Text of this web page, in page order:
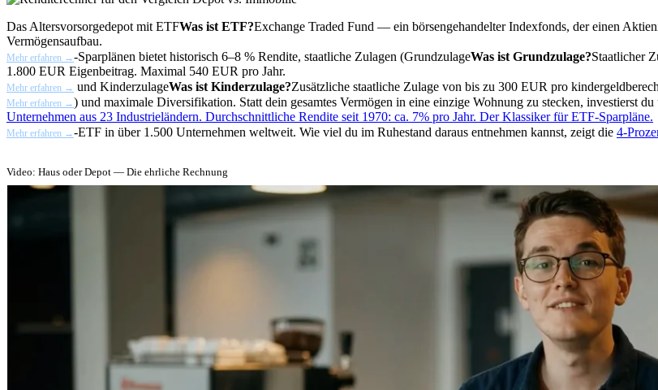
Das Altersvorsorgedepot mit ETFWas ist ETF?Exchange Traded Fund — ein börsengehandelter Indexfonds, der einen
Vermögensaufbau.
Mehr erfahren →-Sparplänen bietet historisch 6–8 % Rendite, staatliche Zulagen (GrundzulageWas ist Grundzulage?Staatlicher
1.800 EUR Eigenbeitrag. Maximal 540 EUR pro Jahr.
Mehr erfahren → und KinderzulageWas ist Kinderzulage?Zusätzliche staatliche Zulage von bis zu 300 EUR pro
Mehr erfahren →) und maximale Diversifikation. Statt dein gesamtes Vermögen in eine einzige Wohnung zu stecken, investierst du
Unternehmen aus 23 Industrieländern. Durchschnittliche Rendite seit 1970: ca. 7% pro Jahr. Der Klassiker für ETF-Sparpläne.
Mehr erfahren →-ETF in über 1.500 Unternehmen weltweit. Wie viel du im Ruhestand daraus entnehmen kannst, zeigt die 4-
Video: Haus oder Depot — Die ehrliche Rechnung